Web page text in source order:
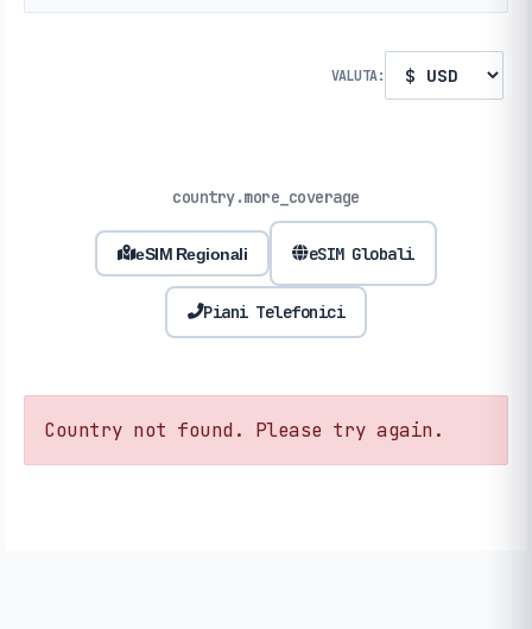
VALUTA:
country.more_coverage
eSIM Regionali eSIM Globali
Piani Telefonici
Country not found. Please try again.